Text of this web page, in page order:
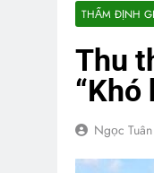
THẨM ĐỊNH
Thu
“Khó
Ngọc Tuân